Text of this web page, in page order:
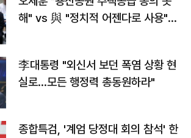
해" vs 與 "정치적 어젠다로 사용"
李대통령 "외신서 보던 폭염 상황 현
실로…모든 행정력 총동원하라"
종합특검, '계엄 당정대 회의 참석' 한